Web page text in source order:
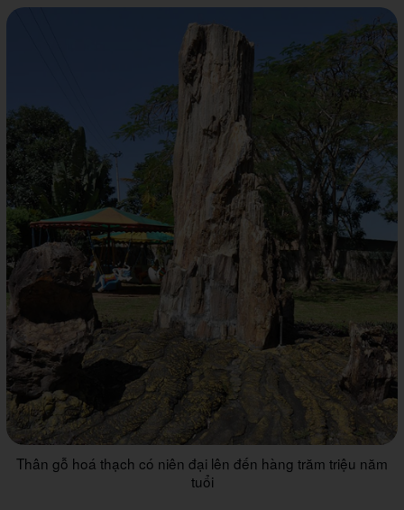
Thân gỗ hoá thạch có niên đại lên đến hàng trăm triệu năm
tuổi